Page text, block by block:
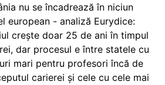
nu se încadrează în niciun
european - analiză Eurydice:
crește doar 25 de ani în timpul
dar procesul e între statele cu
mari pentru profesori încă de
carierei și cele cu cele mai